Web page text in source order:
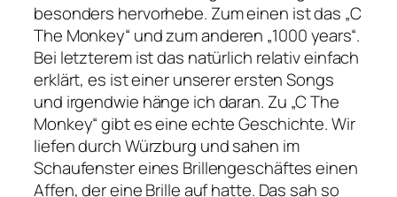
besonders hervorhebe. Zum einen ist das „C
The Monkey“ und zum anderen „1000 years“.
Bei letzterem ist das natürlich relativ einfach
erklärt, es ist einer unserer ersten Songs
und irgendwie hänge ich daran. Zu „C The
Monkey“ gibt es eine echte Geschichte. Wir
liefen durch Würzburg und sahen im
Schaufenster eines Brillengeschäftes einen
Affen, der eine Brille auf hatte. Das sah so